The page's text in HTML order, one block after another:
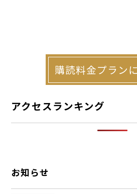
購読料金プラン
アクセスランキング
お知らせ